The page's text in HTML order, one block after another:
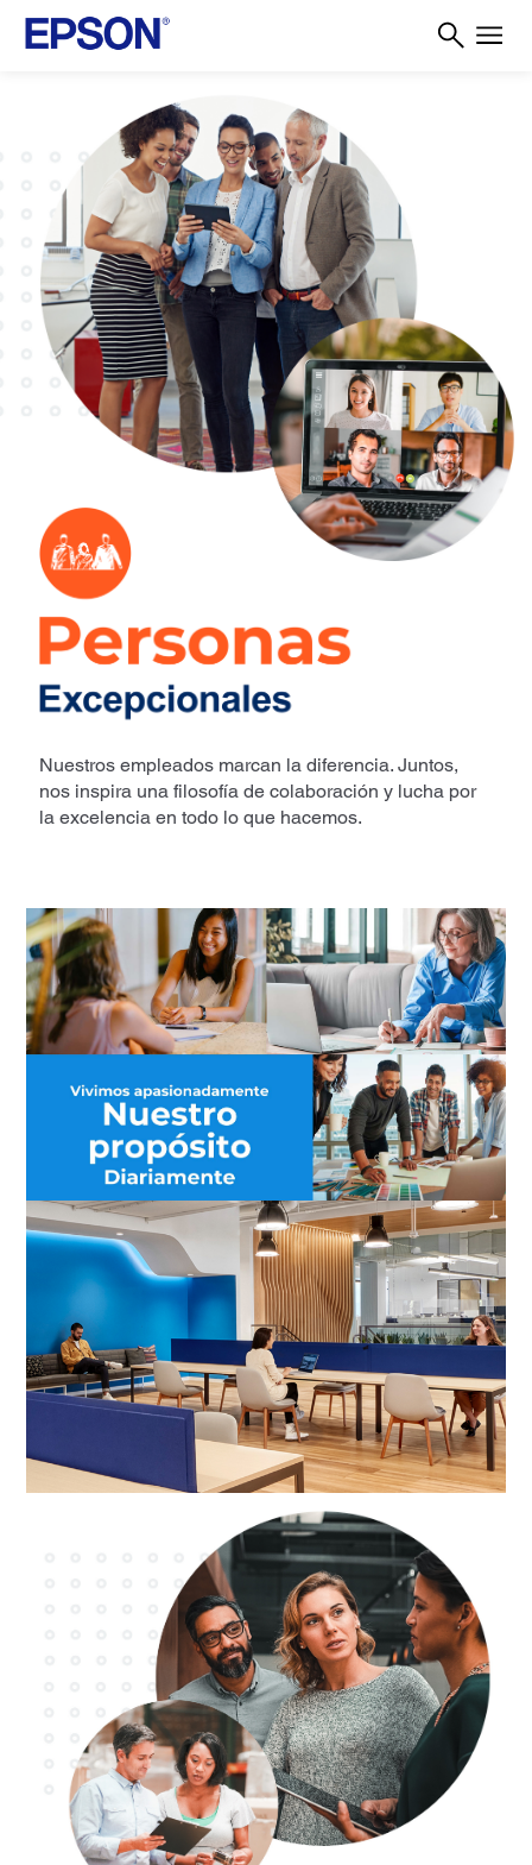
Nuestros empleados marcan la diferencia. Juntos,
nos inspira una filosofía de colaboración y lucha por
la excelencia en todo lo que hacemos.